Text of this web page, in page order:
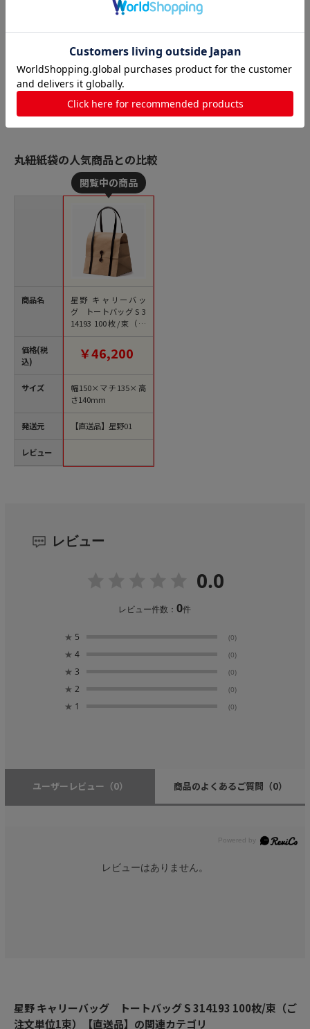
丸紐紙袋の人気商品との比較
商品名
価格(税
込)
サイズ
発送元
レビュー
星野 キャリーバッ
グ トートバッグ S 3
14193 100枚/束（ご
注文単位1束）【直送
品】￥46,200
幅150×マチ135×高
さ140mm
【直送品】星野01
レビュー
0.0
レビュー件数：0件
★ 5 (0)
★ 4 (0)
★ 3 (0)
★ 2 (0)
★ 1 (0)
ユーザーレビュー （0） 商品のよくあるご質問 （0）
レビューはありません。
星野 キャリーバッグ トートバッグ S 314193 100枚/束（ご
注文単位1束）【直送品】の関連カテゴリ